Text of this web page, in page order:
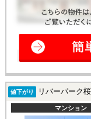
値下がり リバーパーク
マンション